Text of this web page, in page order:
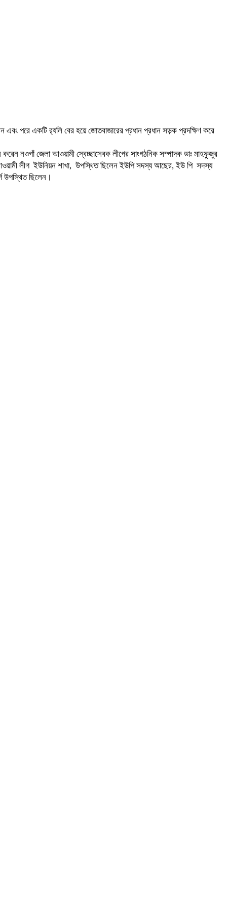
পরে একটি র‍্যলি বের হয়ে জোতবাজারের প্রধান প্রধান সড়ক প্রদক্ষিণ করে
নওগাঁ জেলা আওয়ামী স্বেচ্ছাসেবক লীগের সাংগঠনিক সম্পাদক ডাঃ মাহফুজুর
আওয়ামী লীগ ইউনিয়ন শাখা, উপস্থিত ছিলেন ইউপি সদস্য আছের, ইউ পি সদস্য
উপস্থিত ছিলেন।